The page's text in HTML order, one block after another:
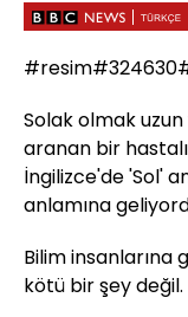
Solak olmak
aranan bir
İngilizce'de 'Sol'
anlamına
Bilim insanlarına
kötü bir şey değil.